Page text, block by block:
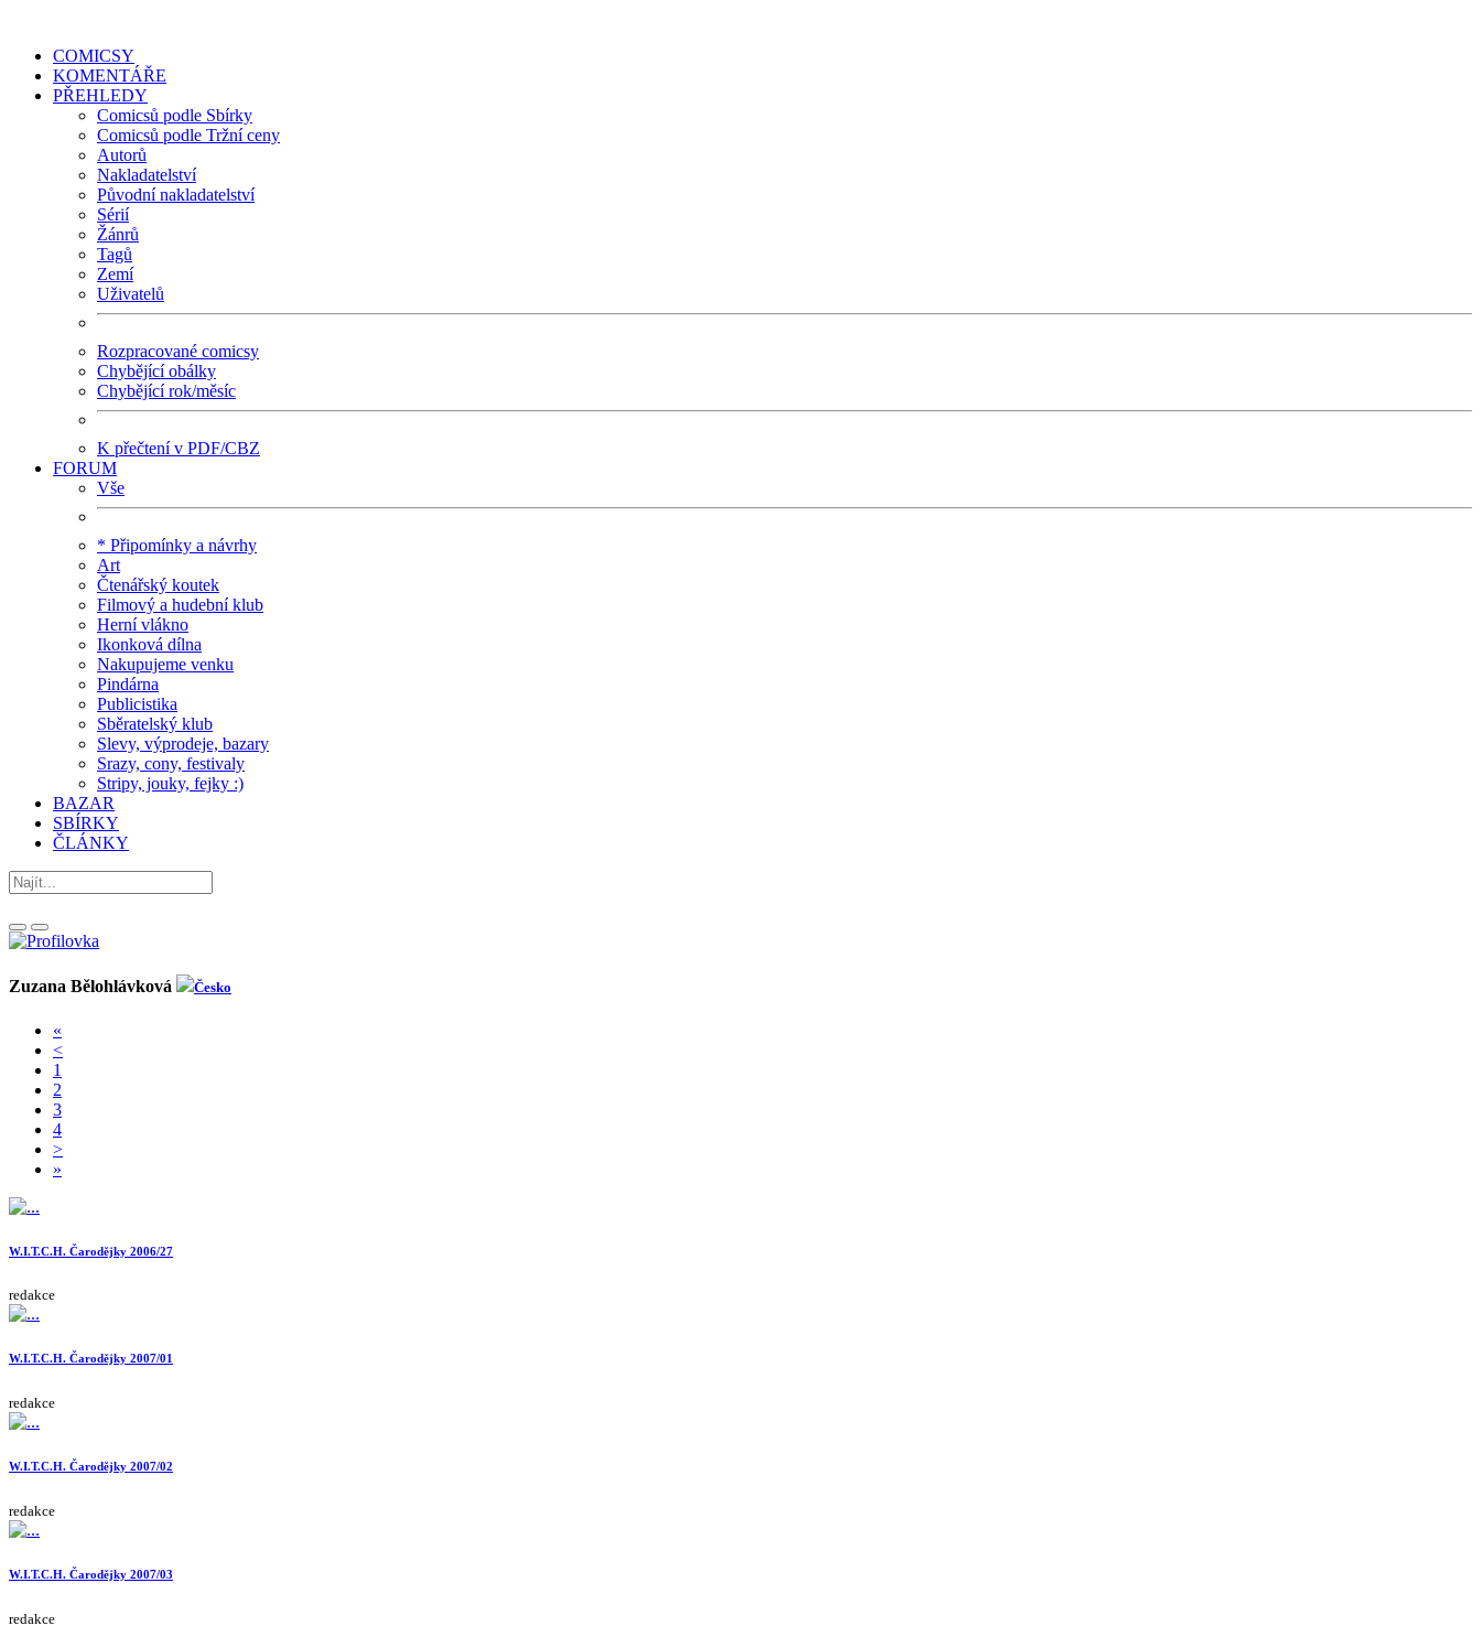
COMICSY
KOMENTÁŘE
PŘEHLEDY
Comicsů podle Sbírky
Comicsů podle Tržní ceny
Autorů
Nakladatelství
Původní nakladatelství
Sérií
Žánrů
Tagů
Zemí
Uživatelů
Rozpracované comicsy
Chybějící obálky
Chybějící rok/měsíc
K přečtení v PDF/CBZ
FORUM
Vše
* Připomínky a návrhy
Art
Čtenářský koutek
Filmový a hudební klub
Herní vlákno
Ikonková dílna
Nakupujeme venku
Pindárna
Publicistika
Sběratelský klub
Slevy, výprodeje, bazary
Srazy, cony, festivaly
Stripy, jouky, fejky :)
BAZAR
SBÍRKY
ČLÁNKY
Zuzana Bělohlávková Česko
«
<
1
2
3
4
>
»
W.I.T.C.H. Čarodějky 2006/27
redakce
W.I.T.C.H. Čarodějky 2007/01
redakce
W.I.T.C.H. Čarodějky 2007/02
redakce
W.I.T.C.H. Čarodějky 2007/03
redakce